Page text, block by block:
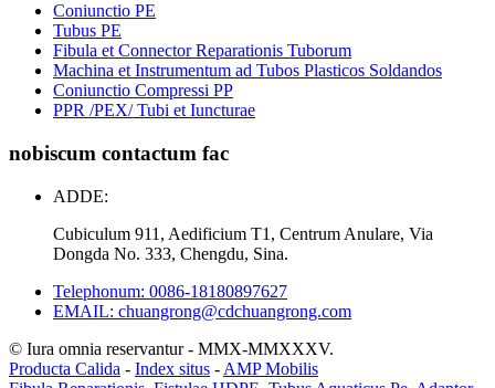
Coniunctio PE
Tubus PE
Fibula et Connector Reparationis Tuborum
Machina et Instrumentum ad Tubos Plasticos Soldandos
Coniunctio Compressi PP
PPR /PEX/ Tubi et Iuncturae
nobiscum contactum fac
ADDE:
Cubiculum 911, Aedificium T1, Centrum Anulare, Via
Dongda No. 333, Chengdu, Sina.
Telephonum: 0086-18180897627
EMAIL: chuangrong@cdchuangrong.com
© Iura omnia reservantur - MMX-MMXXXV.
Producta Calida - Index situs - AMP Mobilis